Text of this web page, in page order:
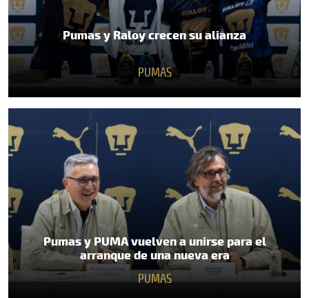
Pumas y Raloy crecen su alianza
PUMAS
Pumas y PUMA vuelven a unirse para el
arranque de una nueva era
PUMAS